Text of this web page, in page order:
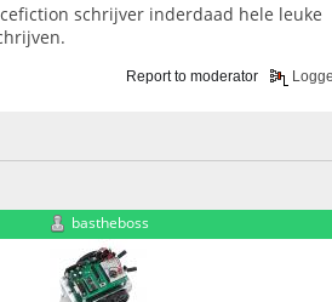
schrijver inderdaad hele leuke
Report to moderator
bastheboss